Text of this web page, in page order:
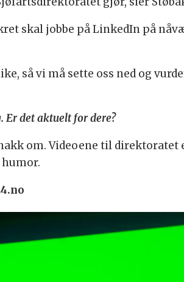
skal jobbe på LinkedIn på
så vi må sette oss ned og
det aktuelt for dere?
om. Videoene til direktoratet